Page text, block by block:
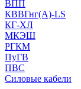
ВПП
КВВГнг(А)-LS
КГ-ХЛ
МКЭШ
РГКМ
ПуГВ
ПВС
Силовые кабели